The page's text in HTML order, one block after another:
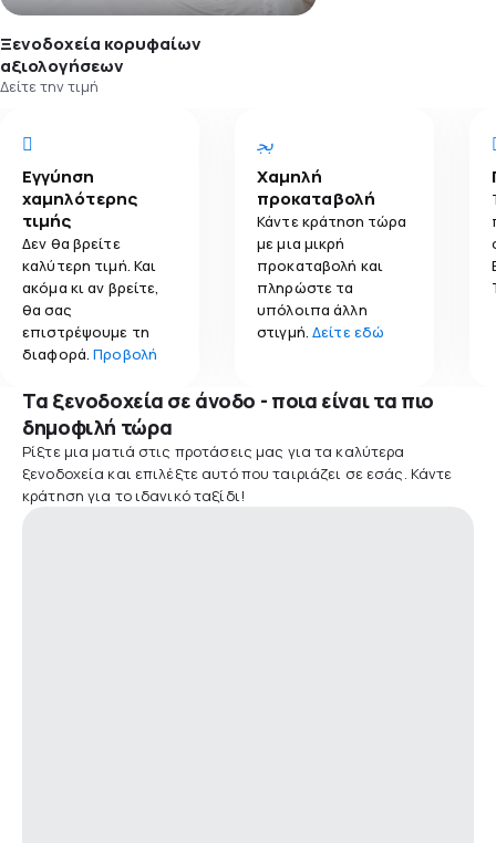
Ξενοδοχεία κορυφαίων
αξιολογήσεων
Δείτε την τιμή
Εγγύηση
χαμηλότερης
τιμής
Δεν θα βρείτε
καλύτερη τιμή. Και
ακόμα κι αν βρείτε,
θα σας
επιστρέψουμε τη
διαφορά.Προβολή
Χαμηλή
προκαταβολή
Κάντε κράτηση τώρα
με μια μικρή
προκαταβολή και
πληρώστε τα
υπόλοιπα άλλη
στιγμή.Δείτε εδώ
Τα ξενοδοχεία σε άνοδο - ποια είναι τα πιο
δημοφιλή τώρα
Ρίξτε μια ματιά στις προτάσεις μας για τα καλύτερα
ξενοδοχεία και επιλέξτε αυτό που ταιριάζει σε εσάς. Κάντε
κράτηση για το ιδανικό ταξίδι!